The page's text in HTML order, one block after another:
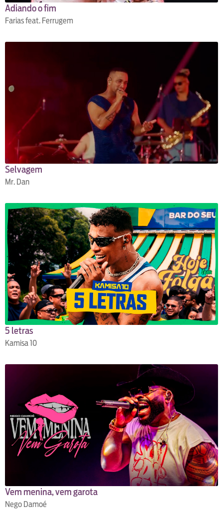
Adiando o fim
Farias feat. Ferrugem
Selvagem
Mr. Dan
5 letras
Kamisa 10
Vem menina, vem garota
Nego Damoé